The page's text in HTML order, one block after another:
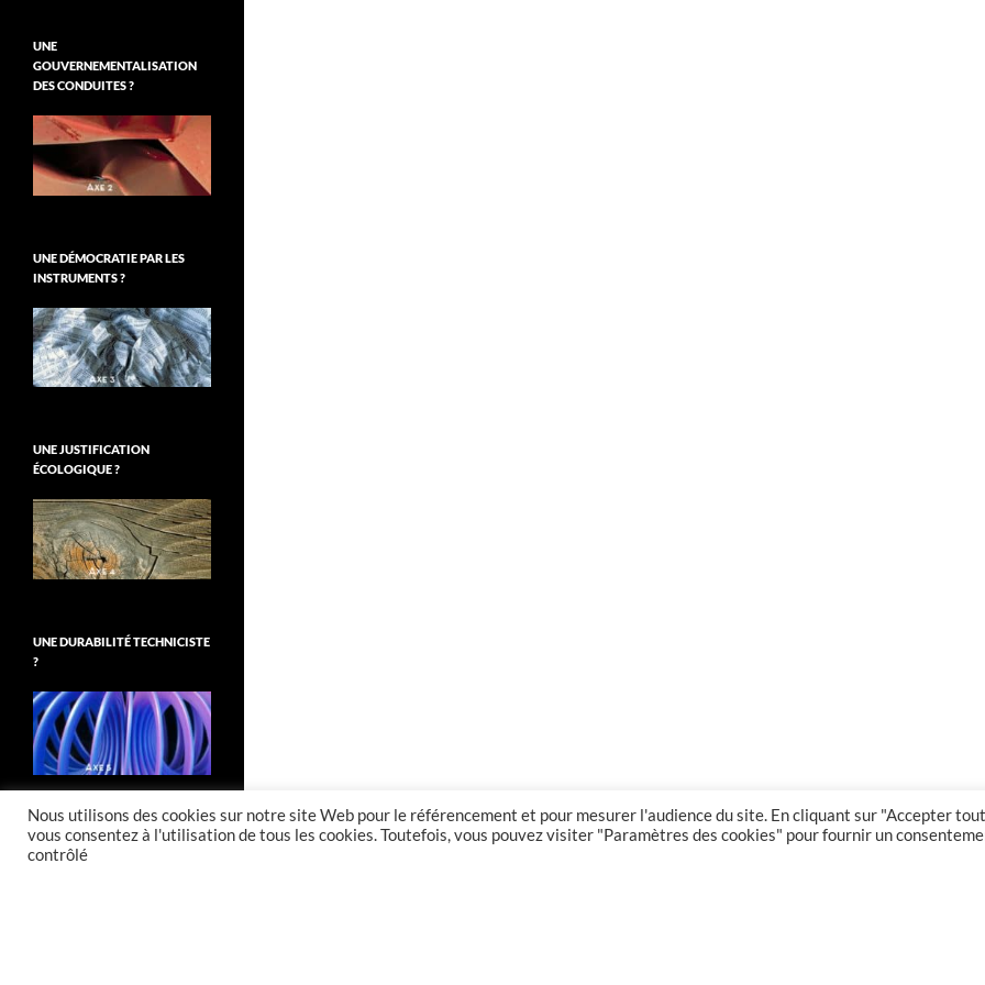
UNE
GOUVERNEMENTALISATION
DES CONDUITES ?
UNE DÉMOCRATIE PAR LES
INSTRUMENTS ?
UNE JUSTIFICATION
ÉCOLOGIQUE ?
UNE DURABILITÉ TECHNICISTE
?
Nous utilisons des cookies sur notre site Web pour le référencement et pour mesurer l'audience du site. En cliquant sur "Accepter
vous consentez à l'utilisation de tous les cookies. Toutefois, vous pouvez visiter "Paramètres des cookies" pour fournir un
contrôlé